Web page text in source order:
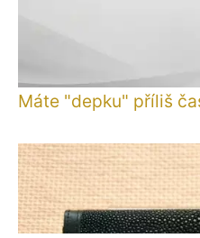
Máte "depku" příliš